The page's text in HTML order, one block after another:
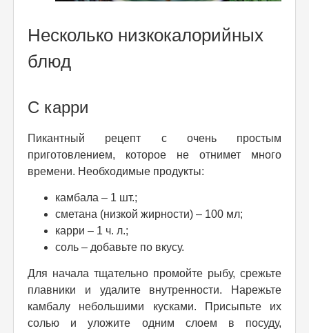
Несколько низкокалорийных
блюд
С карри
Пикантный рецепт с очень простым
приготовлением, которое не отнимет много
времени. Необходимые продукты:
камбала – 1 шт.;
сметана (низкой жирности) – 100 мл;
карри – 1 ч. л.;
соль – добавьте по вкусу.
Для начала тщательно промойте рыбу, срежьте
плавники и удалите внутренности. Нарежьте
камбалу небольшими кусками. Присыпьте их
солью и уложите одним слоем в посуду,